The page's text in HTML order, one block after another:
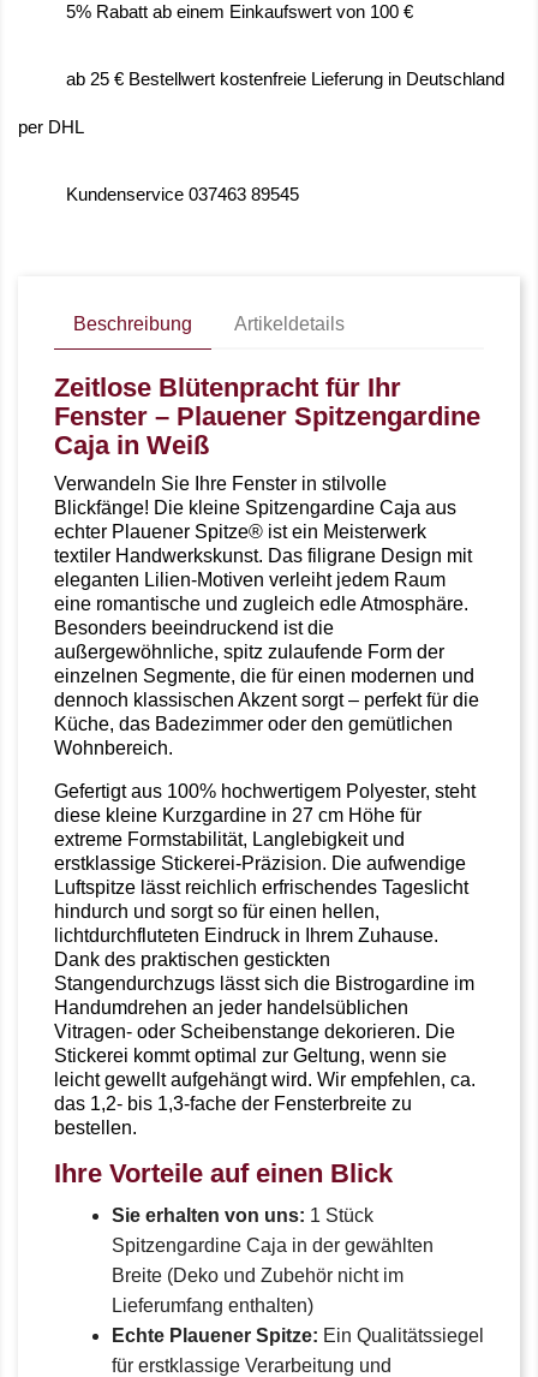
5% Rabatt ab einem Einkaufswert von 100 €
ab 25 € Bestellwert kostenfreie Lieferung in Deutschland
per DHL
Kundenservice 037463 89545
Beschreibung Artikeldetails
Zeitlose Blütenpracht für Ihr
Fenster – Plauener Spitzengardine
Caja in Weiß
Verwandeln Sie Ihre Fenster in stilvolle
Blickfänge! Die kleine Spitzengardine Caja aus
echter Plauener Spitze® ist ein Meisterwerk
textiler Handwerkskunst. Das filigrane Design mit
eleganten Lilien-Motiven verleiht jedem Raum
eine romantische und zugleich edle Atmosphäre.
Besonders beeindruckend ist die
außergewöhnliche, spitz zulaufende Form der
einzelnen Segmente, die für einen modernen und
dennoch klassischen Akzent sorgt – perfekt für die
Küche, das Badezimmer oder den gemütlichen
Wohnbereich.
Gefertigt aus 100% hochwertigem Polyester, steht
diese kleine Kurzgardine in 27 cm Höhe für
extreme Formstabilität, Langlebigkeit und
erstklassige Stickerei-Präzision. Die aufwendige
Luftspitze lässt reichlich erfrischendes Tageslicht
hindurch und sorgt so für einen hellen,
lichtdurchfluteten Eindruck in Ihrem Zuhause.
Dank des praktischen gestickten
Stangendurchzugs lässt sich die Bistrogardine im
Handumdrehen an jeder handelsüblichen
Vitragen- oder Scheibenstange dekorieren. Die
Stickerei kommt optimal zur Geltung, wenn sie
leicht gewellt aufgehängt wird. Wir empfehlen, ca.
das 1,2- bis 1,3-fache der Fensterbreite zu
bestellen.
Ihre Vorteile auf einen Blick
Sie erhalten von uns: 1 Stück
Spitzengardine Caja in der gewählten
Breite (Deko und Zubehör nicht im
Lieferumfang enthalten)
Echte Plauener Spitze: Ein Qualitätssiegel
für erstklassige Verarbeitung und